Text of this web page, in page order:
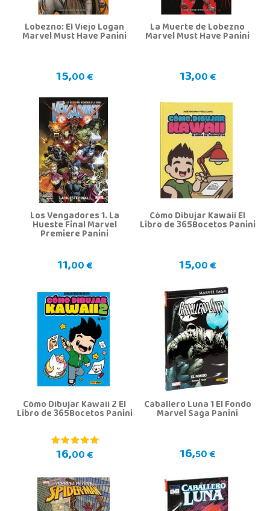
Lobezno: El Viejo Logan
Marvel Must Have Panini
15,00 €
La Muerte de Lobezno
Marvel Must Have Panini
13,00 €
Los Vengadores 1. La
Hueste Final Marvel
Premiere Panini
11,00 €
Cómo Dibujar Kawaii El
Libro de 365Bocetos Panini
15,00 €
Cómo Dibujar Kawaii 2 El
Libro de 365Bocetos Panini
16,00 €
Caballero Luna 1 El Fondo
Marvel Saga Panini
16,50 €